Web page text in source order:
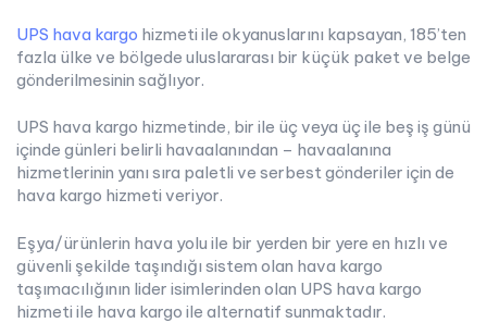
UPS hava kargo hizmeti ile okyanuslarını kapsayan, 185’ten
fazla ülke ve bölgede uluslararası bir küçük paket ve belge
gönderilmesinin sağlıyor.
UPS hava kargo hizmetinde, bir ile üç veya üç ile beş iş günü
içinde günleri belirli havaalanından – havaalanına
hizmetlerinin yanı sıra paletli ve serbest gönderiler için de
hava kargo hizmeti veriyor.
Eşya/ürünlerin hava yolu ile bir yerden bir yere en hızlı ve
güvenli şekilde taşındığı sistem olan hava kargo
taşımacılığının lider isimlerinden olan UPS hava kargo
hizmeti ile hava kargo ile alternatif sunmaktadır.